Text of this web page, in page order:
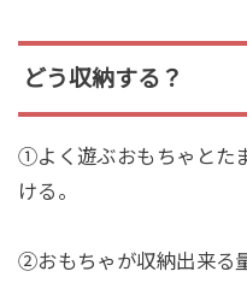
どう収納する？
①よく遊ぶおもちゃとた
ける。
②おもちゃが収納出来る